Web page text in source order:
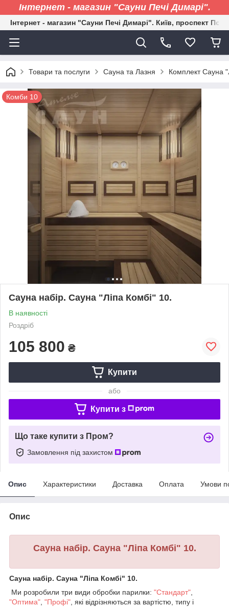
Інтернет - магазин "Сауни Печі Димарі".
Інтернет - магазин "Сауни Печі Димарі". Київ, проспект
Товари та послуги Сауна та Лазня Комплект Сауна
Комби 10
Сауна набір. Сауна "Ліпа Комбі" 10.
В наявності
Роздріб
105 800 ₴
Купити
або
Купити з
Що таке купити з Пром?
Замовлення під захистом
Опис Характеристики Доставка Оплата Умови
Опис
Сауна набір. Сауна "Ліпа Комбі" 10.
Сауна набір. Сауна "Ліпа Комбі" 10.
Ми розробили три види обробки парилки: "Стандарт",
"Оптима", "Профі", які відрізняються за вартістю, типу і